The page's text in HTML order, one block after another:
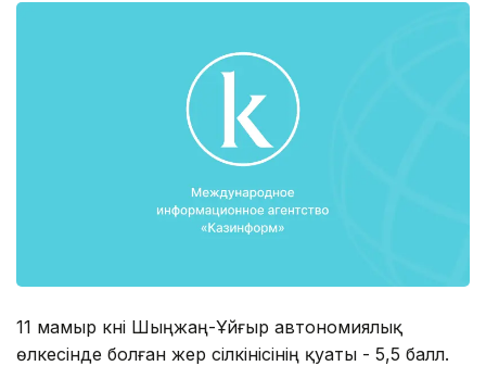
11 мамыр күні Шыңжаң-Ұйғыр автономиялық
өлкесінде болған жер сілкінісінің қуаты - 5,5 балл.